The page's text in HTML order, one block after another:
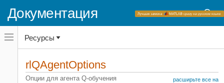
Документация
Переключатель
навигационного
меню
переключатель
навигационного
Reinforcement Learning Toolbox
Ресурсы
rlQAgentOptions
Опции для агента Q-обучения
расширьте все на